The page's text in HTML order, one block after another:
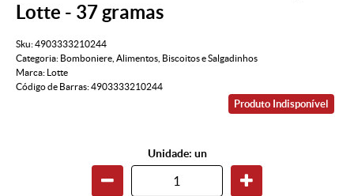
Lotte - 37 gramas
Sku:4903333210244
Categoria: Bomboniere Alimentos Biscoitos e Salgadinhos
Marca:
Lotte
Código de Barras:4903333210244
Produto Indisponível
Unidade: un